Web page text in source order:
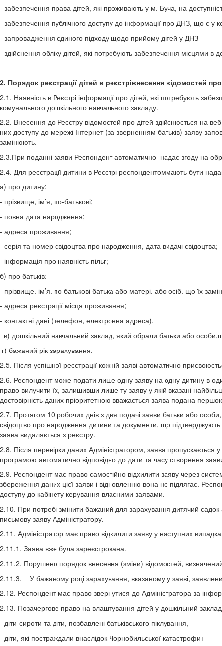
- забезпечення права дітей, які проживають у м. Буча, на
- забезпечення публічного доступу до інформації про ДНЗ, що є у
- запровадження єдиного підходу щодо прийому дітей у
- здійснення обліку дітей, які потребують забезпечення місцями в
2. Порядок реєстрації дітей в реєстрівнесення відомостей
2.1. Наявність в Реєстрі інформації про дітей, які потребують
комунального дошкільного навчального закладу.
2.2. Внесення до Реєстру відомостей про дітей здійснюється на
них доступу до мережі Інтернет (за зверненням батьків) заяву
замінюють.
2.3.При поданні заяви Респондент автоматично надає згоду на
2.4. Для реєстрації дитини в Реєстрі респондентоммають бути
а) про дитину:
- прізвище, ім’я, по-батькові;
- повна дата народження;
- адреса проживання;
- серія та номер свідоцтва про народження, дата видачі свідоцтва;
- інформація про наявність пільг;
б) про батьків:
- прізвище, ім’я, по батькові батька або матері, або осіб, що їх
- адреса реєстрації місця проживання;
- контактні дані (телефон, електронна адреса).
в) дошкільний навчальний заклад, який обрали батьки або
г) бажаний рік зарахування.
2.5. Після успішної реєстрації кожній заяві автоматично
2.6. Респондент може подати лише одну заяву на одну дитину в
право вилучити їх, залишивши лише ту заяву у якій вказані
достовірність даних пріоритетною вважається заява подана
2.7. Протягом 10 робочих днів з дня подачі заяви батьки або
свідоцтво про народження дитини та документи, що підтверджують
заява видаляється з реєстру.
2.8. Після перевірки даних Адміністратором, заява
програмою автоматично відповідно до дати та часу створення
2.9. Респондент має право самостійно відхилити заяву через
збереження даних цієї заяви і відновленню вона не підлягає.
доступу до кабінету керування власними заявами.
2.10. При потребі змінити бажаний для зарахування дитячий
письмову заяву Адміністратору.
2.11. Адміністратор має право відхилити заяву у наступних
2.11.1. Заява вже була зареєстрована.
2.11.2. Порушено порядок внесення (зміни) відомостей,
2.11.3. У бажаному році зарахування, вказаному у заяві,
2.12. Респондент має право звернутися до Адміністратора за
2.13. Позачергове право на влаштування дітей у дошкільний заклад
- діти-сироти та діти, позбавлені батьківського піклування,
- діти, які постраждали внаслідок Чорнобильської катастрофи+